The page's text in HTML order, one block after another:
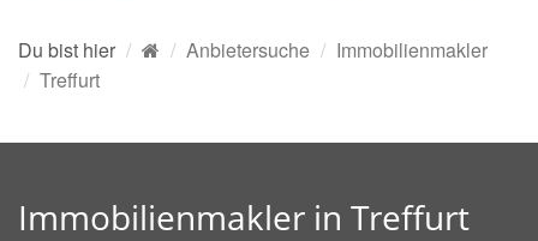
Du bist hier Anbietersuche
Immobilienmakler
Treffurt
Immobilienmakler in Treffurt